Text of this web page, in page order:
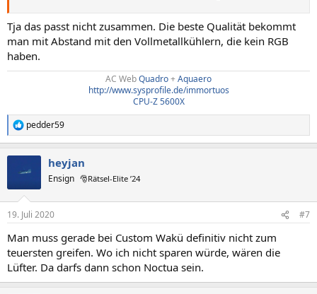
Tja das passt nicht zusammen. Die beste Qualität bekommt
man mit Abstand mit den Vollmetallkühlern, die kein RGB
haben.
AC WebQuadro+Aquaero
http://www.sysprofile.de/immortuos
CPU-Z 5600X
R
e
e
:
pedder59
heyjan
Ensign 🎅Rätsel-Elite ’24
19. Juli 2020 #7
Man muss gerade bei Custom Wakü definitiv nicht zum
teuersten greifen. Wo ich nicht sparen würde, wären die
Lüfter. Da darfs dann schon Noctua sein.